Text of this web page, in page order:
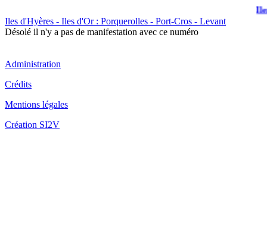
Iles d'Hyères - Iles d'Or : Porquerolles - Port-Cros - Levant
Désolé il n'y a pas de manifestation avec ce numéro
Administration
Crédits
Mentions légales
Création SI2V